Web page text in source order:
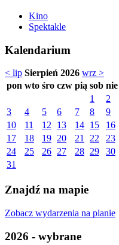
Kino
Spektakle
Kalendarium
< lip Sierpień 2026 wrz >
pon wto śro czw pią sob nie
1
2
3
4 5 6 7 8
9
10
11 12 13 14 15
16
17
18 19 20 21 22
23
24
25 26 27 28 29
30
31
Znajdź na mapie
Zobacz wydarzenia na planie
2026 - wybrane